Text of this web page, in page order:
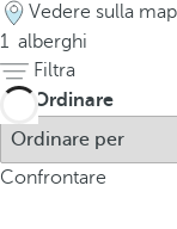
Vedere sulla
1 alberghi
Filtra
Ordinare
Confrontare